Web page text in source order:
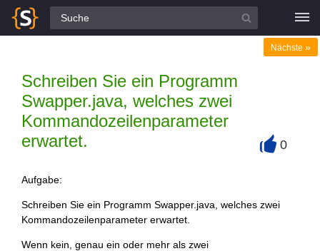
Alle Fragen
Schreiben Sie ein Programm
Swapper.java, welches zwei
Kommandozeilenparameter
erwartet.
Nächste »
0
Aufgabe:
Schreiben Sie ein Programm Swapper.java, welches zwei
Kommandozeilenparameter erwartet.
Wenn kein, genau ein oder mehr als zwei